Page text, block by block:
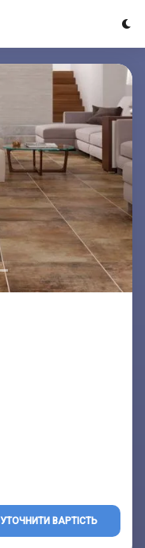
УТОЧНИТИ ВАРТІСТЬ